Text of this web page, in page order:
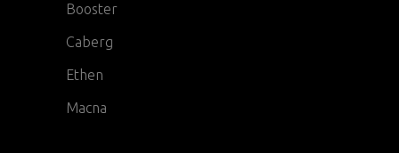
Booster
Caberg
Ethen
Macna